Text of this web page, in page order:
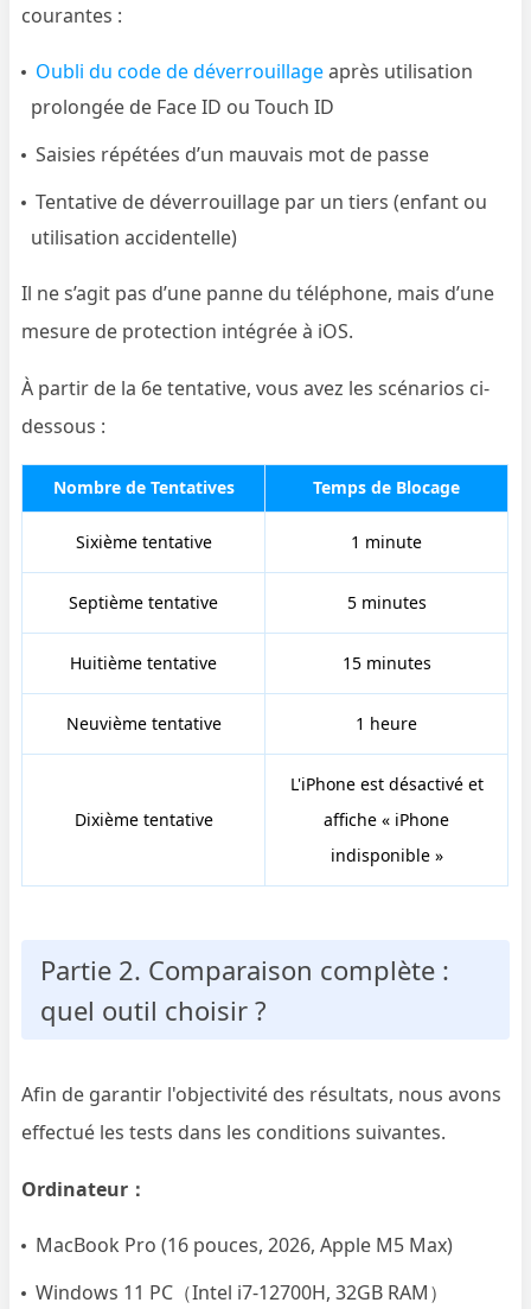
courantes :
Oubli du code de déverrouillageaprès utilisation
prolongée de Face ID ou Touch ID
Saisies répétées d’un mauvais mot de passe
Tentative de déverrouillage par un tiers (enfant ou
utilisation accidentelle)
Il ne s’agit pas d’une panne du téléphone, mais d’une
mesure de protection intégrée à iOS.
À partir de la 6e tentative, vous avez les scénarios ci-
dessous :
Nombre de Tentatives Temps de Blocage
Sixième tentative 1 minute
Septième tentative 5 minutes
Huitième tentative 15 minutes
Neuvième tentative 1 heure
Dixième tentative
L'iPhone est désactivé et
affiche « iPhone
indisponible »
Partie 2. Comparaison complète :
quel outil choisir ?
Afin de garantir l'objectivité des résultats, nous avons
effectué les tests dans les conditions suivantes.
Ordinateur：
MacBook Pro (16 pouces, 2026, Apple M5 Max)
Windows 11 PC（Intel i7-12700H, 32GB RAM）